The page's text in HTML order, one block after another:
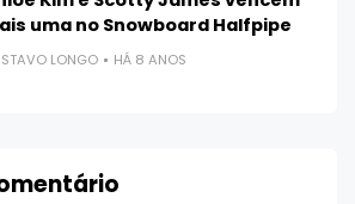
uma no Snowboard Halfpipe
LONGO HÁ 8 ANOS